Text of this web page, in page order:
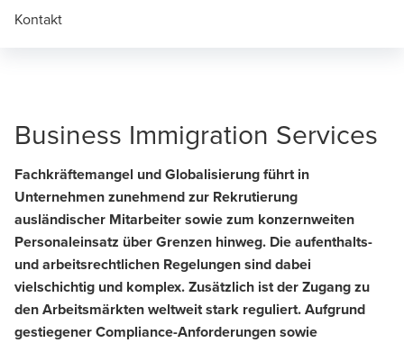
Kontakt
Business Immigration Services
Fachkräftemangel und Globalisierung führt in
Unternehmen zunehmend zur Rekrutierung
ausländischer Mitarbeiter sowie zum konzernweiten
Personaleinsatz über Grenzen hinweg. Die aufenthalts-
und arbeitsrechtlichen Regelungen sind dabei
vielschichtig und komplex. Zusätzlich ist der Zugang zu
den Arbeitsmärkten weltweit stark reguliert. Aufgrund
gestiegener Compliance-Anforderungen sowie